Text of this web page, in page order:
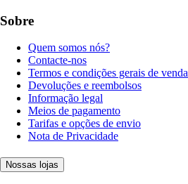
Sobre
Quem somos nós?
Contacte-nos
Termos e condições gerais de venda
Devoluções e reembolsos
Informação legal
Meios de pagamento
Tarifas e opções de envio
Nota de Privacidade
Nossas lojas